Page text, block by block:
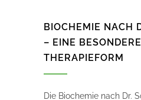
BIOCHEMIE NACH
– EINE BESONDERE
THERAPIEFORM
Die Biochemie nach Dr.